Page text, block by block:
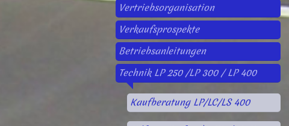
Vertriebsorganisation
Verkaufsprospekte
Betriebsanleitungen
Technik LP 250 /LP 300 / LP 400
Kaufberatung LP/LC/LS 400